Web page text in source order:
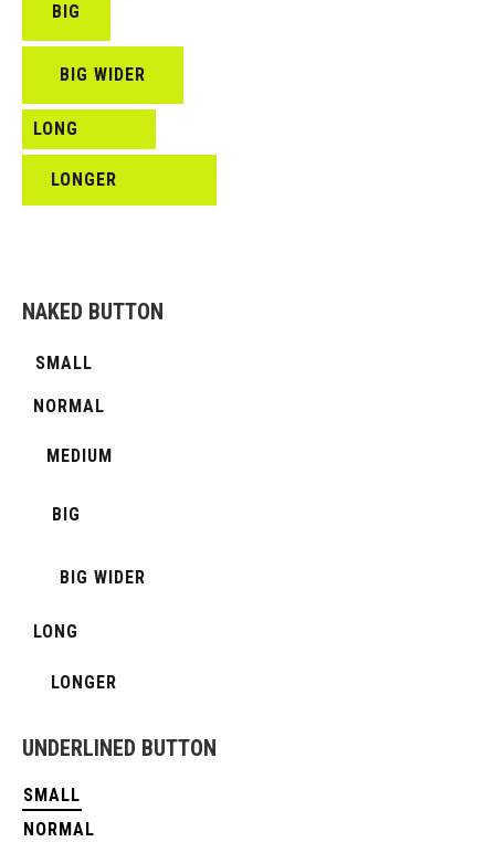
BIG
BIG WIDER
LONG
LONGER
NAKED BUTTON
SMALL
NORMAL
MEDIUM
BIG
BIG WIDER
LONG
LONGER
UNDERLINED BUTTON
SMALL
NORMAL